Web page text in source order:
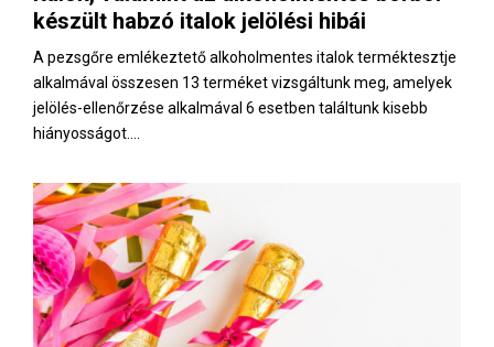
N
U
készült habzó italok jelölési hibái
A pezsgőre emlékeztető alkoholmentes italok terméktesztje
alkalmával összesen 13 terméket vizsgáltunk meg, amelyek
jelölés-ellenőrzése alkalmával 6 esetben találtunk kisebb
hiányosságot....